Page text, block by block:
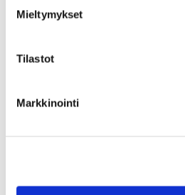
Mieltymykset
Tilastot
Markkinointi